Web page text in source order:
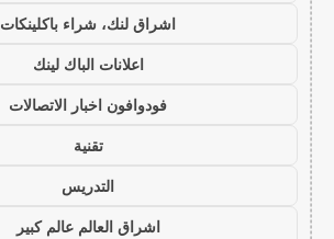
اشراق لنك، شراء باكلينكات
اعلانات الباك لينك
فودوافون اخبار الاتصالات
تقنية
التدريس
اشراق العالم عالم كبير